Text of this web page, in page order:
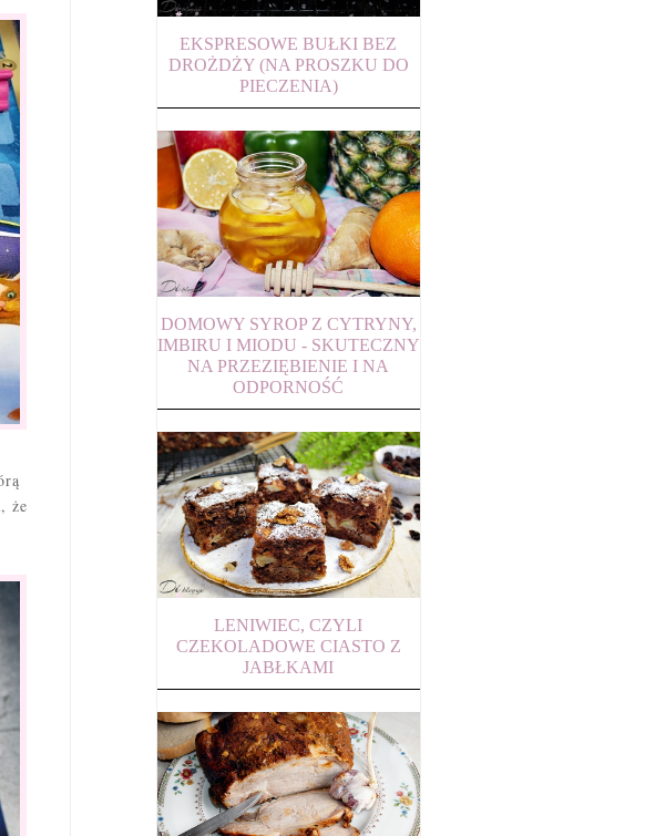
że
EKSPRESOWE BUŁKI BEZ
DROŻDŻY (NA PROSZKU DO
PIECZENIA)
DOMOWY SYROP Z CYTRYNY,
IMBIRU I MIODU - SKUTECZNY
NA PRZEZIĘBIENIE I NA
ODPORNOŚĆ
LENIWIEC, CZYLI
CZEKOLADOWE CIASTO Z
JABŁKAMI